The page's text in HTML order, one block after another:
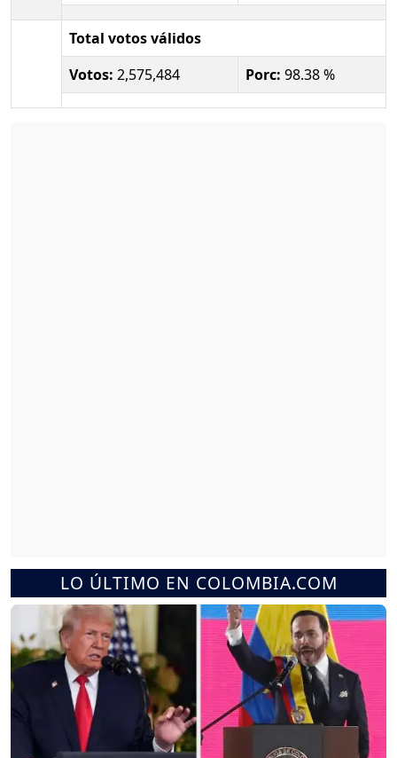
Total votos válidos
Votos: 2,575,484 Porc: 98.38 %
LO ÚLTIMO EN COLOMBIA.COM